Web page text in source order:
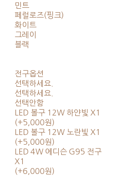
민트
페럴로즈(핑크)
화이트
그레이
블랙
전구옵션
선택하세요.
선택하세요.
선택안함
LED 볼구 12W 하얀빛 X1
(+5,000원)
LED 볼구 12W 노란빛 X1
(+5,000원)
LED 4W 에디슨 G95 전구
X1
(+6,000원)